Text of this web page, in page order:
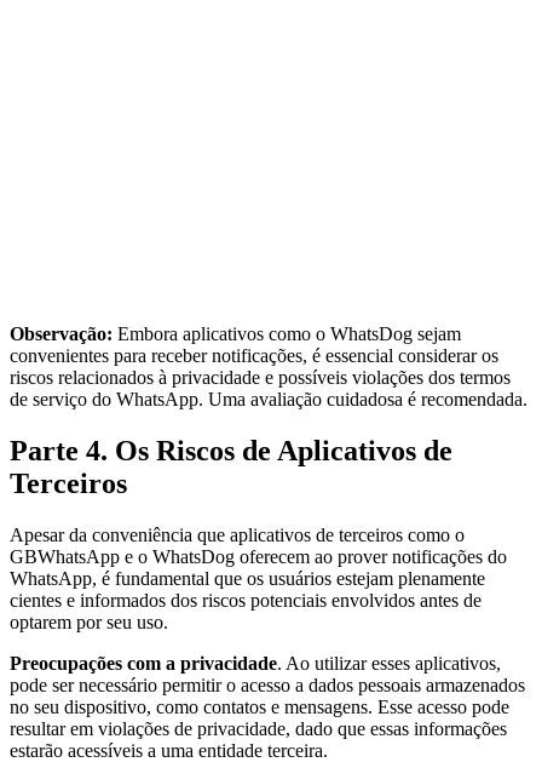
Observação: Embora aplicativos como o WhatsDog sejam
convenientes para receber notificações, é essencial considerar os
riscos relacionados à privacidade e possíveis violações dos termos
de serviço do WhatsApp. Uma avaliação cuidadosa é recomendada.
Parte 4. Os Riscos de Aplicativos de
Terceiros
Apesar da conveniência que aplicativos de terceiros como o
GBWhatsApp e o WhatsDog oferecem ao prover notificações do
WhatsApp, é fundamental que os usuários estejam plenamente
cientes e informados dos riscos potenciais envolvidos antes de
optarem por seu uso.
Preocupações com a privacidade. Ao utilizar esses aplicativos,
pode ser necessário permitir o acesso a dados pessoais armazenados
no seu dispositivo, como contatos e mensagens. Esse acesso pode
resultar em violações de privacidade, dado que essas informações
estarão acessíveis a uma entidade terceira.